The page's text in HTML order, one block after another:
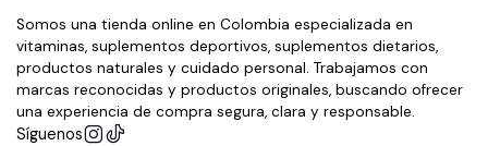
Somos una tienda online en Colombia especializada en
vitaminas, suplementos deportivos, suplementos dietarios,
productos naturales y cuidado personal. Trabajamos con
marcas reconocidas y productos originales, buscando ofrecer
una experiencia de compra segura, clara y responsable.
Síguenos